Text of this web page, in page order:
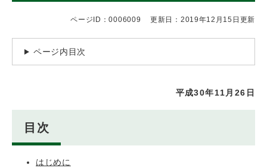
ページID：0006009 更新日：2019年12月15日更新
ページ内目次
平成30年11月26日
目次
はじめに